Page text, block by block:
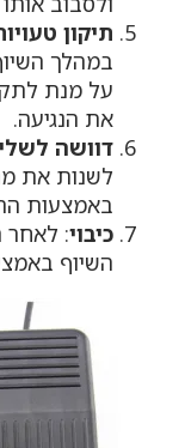
תיקון
במהלך
על מנת
את הנגיעה.
דוושה
לשנות את
באמצעות
כיבוי: לאחר
השיוף